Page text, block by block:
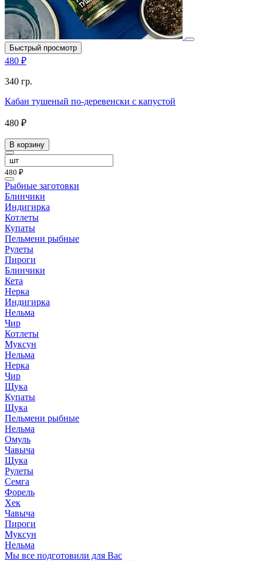
Быстрый просмотр
480 ₽
340 гр.
Кабан тушеный по-деревенски с капустой
480 ₽
В корзину
480 ₽
Рыбные заготовки
Блинчики
Индигирка
Котлеты
Купаты
Пельмени рыбные
Рулеты
Пироги
Блинчики
Кета
Нерка
Индигирка
Нельма
Чир
Котлеты
Муксун
Нельма
Нерка
Чир
Щука
Купаты
Щука
Пельмени рыбные
Нельма
Омуль
Чавыча
Щука
Рулеты
Семга
Форель
Хек
Чавыча
Пироги
Муксун
Нельма
Мы все подготовили для Вас